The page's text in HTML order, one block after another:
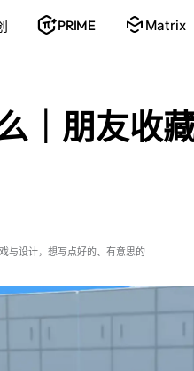
PRIME Matrix
｜朋友收
与设计，想写点好的、有意思的